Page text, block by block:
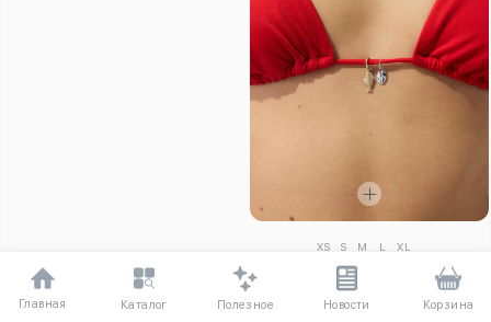
XS S M L XL
Треугольный бюстгальтер для
купальника с подушечками
Главная Каталог Полезное Новости Корзина